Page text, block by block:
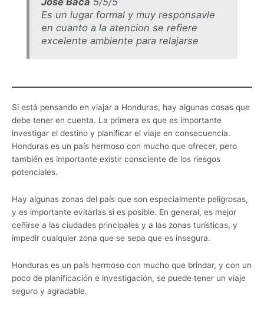
Es un lugar formal y muy responsavle
en cuanto a la atencion se refiere
excelente ambiente para relajarse
Si está pensando en viajar a Honduras, hay algunas cosas que
debe tener en cuenta. La primera es que es importante
investigar el destino y planificar el viaje en consecuencia.
Honduras es un país hermoso con mucho que ofrecer, pero
también es importante existir consciente de los riesgos
potenciales.
Hay algunas zonas del país que son especialmente peligrosas,
y es importante evitarlas si es posible. En general, es mejor
ceñirse a las ciudades principales y a las zonas turísticas, y
impedir cualquier zona que se sepa que es insegura.
Honduras es un país hermoso con mucho que brindar, y con un
poco de planificación e investigación, se puede tener un viaje
seguro y agradable.